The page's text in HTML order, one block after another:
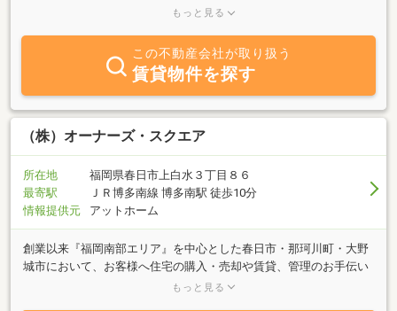
の暮らしを豊かにすることで素晴らしい未来へ繋いでいくことが、
を発端として、社会情勢や経済環境が大きく変化し、お客様のニー
ズの多様化は加速しています。こうした時代の転換期においても、
創業当時から私の支えになっていることはお客様から必要とされ、
感謝された瞬間です。だからこそ、常にお客様の目線に立ち、相手
を想いやることを忘れずに社員一丸となってサービスの提供に尽力
して参ります。 皆様が信頼・安心できる地域密着企業として、弊
愛顧とご支援を賜りますようお願い申し上げます。
もっと見る
この不動産会社が取り扱う
賃貸物件を探す
（株）オーナーズ・スクエア
所在地
福岡県春日市上白水３丁目８６
最寄駅
ＪＲ博多南線 博多南駅 徒歩10分
情報提供元
アットホーム
創業以来『福岡南部エリア』を中心とした春日市・那珂川町・大野
城市において、お客様へ住宅の購入・売却や賃貸、管理のお手伝い
をさせていただいております。 日々変化する不動産事業を取り巻
もっと見る